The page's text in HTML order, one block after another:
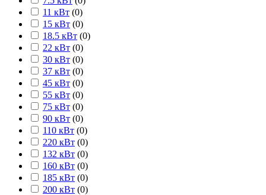
11 кВт (0)
15 кВт (0)
18.5 кВт (0)
22 кВт (0)
30 кВт (0)
37 кВт (0)
45 кВт (0)
55 кВт (0)
75 кВт (0)
90 кВт (0)
110 кВт (0)
220 кВт (0)
132 кВт (0)
160 кВт (0)
185 кВт (0)
200 кВт (0)